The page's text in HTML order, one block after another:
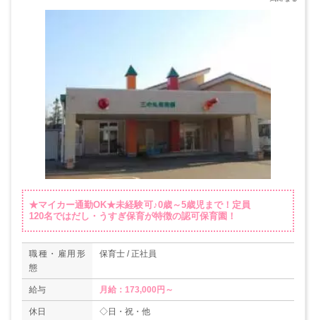
★マイカー通勤OK★未経験可♪0歳～5歳児まで！定員
120名ではだし・うすぎ保育が特徴の認可保育園！
職種・雇用形
態
保育士 / 正社員
給与 月給：173,000円～
休日
◇日・祝・他